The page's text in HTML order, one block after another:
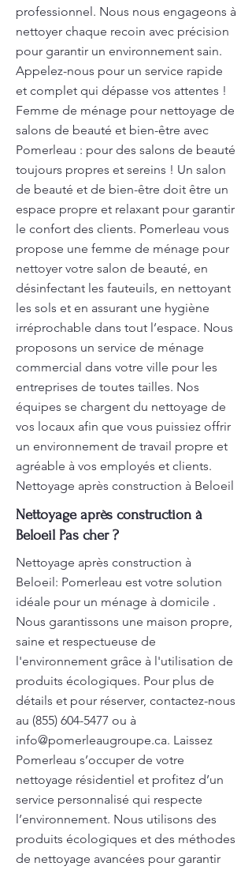
professionnel. Nous nous engageons à
nettoyer chaque recoin avec précision
pour garantir un environnement sain.
Appelez-nous pour un service rapide
et complet qui dépasse vos attentes !
Femme de ménage pour nettoyage de
salons de beauté et bien-être avec
Pomerleau : pour des salons de beauté
toujours propres et sereins ! Un salon
de beauté et de bien-être doit être un
espace propre et relaxant pour garantir
le confort des clients. Pomerleau vous
propose une femme de ménage pour
nettoyer votre salon de beauté, en
désinfectant les fauteuils, en nettoyant
les sols et en assurant une hygiène
irréprochable dans tout l’espace. Nous
proposons un service de ménage
commercial dans votre ville pour les
entreprises de toutes tailles. Nos
équipes se chargent du nettoyage de
vos locaux afin que vous puissiez offrir
un environnement de travail propre et
agréable à vos employés et clients.
Nettoyage après construction à Beloeil
Nettoyage après construction à
Beloeil Pas cher ?
Nettoyage après construction à
Beloeil: Pomerleau est votre solution
idéale pour un ménage à domicile .
Nous garantissons une maison propre,
saine et respectueuse de
l'environnement grâce à l'utilisation de
produits écologiques. Pour plus de
détails et pour réserver, contactez-nous
au (855) 604-5477 ou à
info@pomerleaugroupe.ca. Laissez
Pomerleau s’occuper de votre
nettoyage résidentiel et profitez d’un
service personnalisé qui respecte
l’environnement. Nous utilisons des
produits écologiques et des méthodes
de nettoyage avancées pour garantir